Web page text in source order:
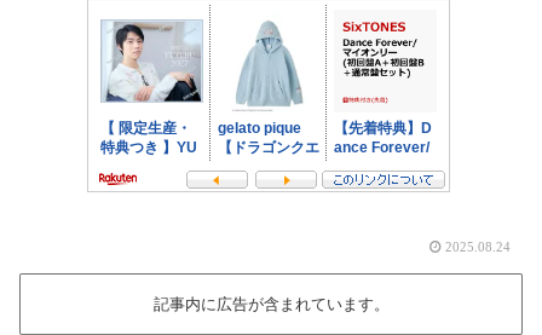
2025.08.24
記事内に広告が含まれています。